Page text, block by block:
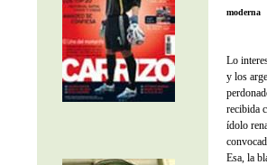
moderna
Lo
y los
recibida
ídolo
Esa, la